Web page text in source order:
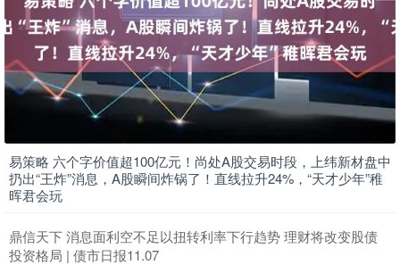
易策略 六个字价值超100亿元！尚处A股交易时段，上纬新材盘中
扔出“王炸”消息，A股瞬间炸锅了！直线拉升24%，“天才少年”稚
晖君会玩
鼎信天下 消息面利空不足以扭转利率下行趋势 理财将改变股债
投资格局 | 债市日报11.07